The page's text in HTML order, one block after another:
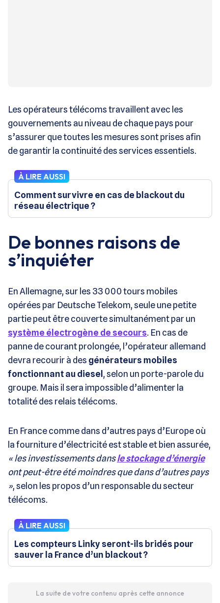
Les opérateurs télécoms travaillent avec les
gouvernements au niveau de chaque pays pour
s’assurer que toutes les mesures sont prises afin
de garantir la continuité des services essentiels.
À LIRE AUSSI
Comment survivre en cas de blackout du
réseau électrique ?
De bonnes raisons de
s’inquiéter
En Allemagne, sur les 33 000 tours mobiles
opérées par Deutsche Telekom, seule une petite
partie peut être couverte simultanément par un
système électrogène de secours. En cas de
panne de courant prolongée, l’opérateur allemand
devra recourir à des générateurs mobiles
fonctionnant au diesel , selon un porte-parole du
groupe. Mais il sera impossible d’alimenter la
totalité des relais télécoms.
En France comme dans d’autres pays d’Europe où
la fourniture d’électricité est stable et bien assurée,
« les investissements dansle stockage d’énergie
ont peut-être été moindres que dans d’autres pays
», selon les propos d’un responsable du secteur
télécoms.
À LIRE AUSSI
Les compteurs Linky seront-ils bridés pour
sauver la France d’un blackout ?
La suite de votre contenu après cette annonce